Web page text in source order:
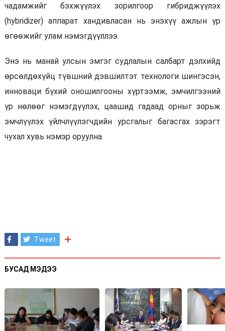
чадамжийг бэхжүүлэх зорилгоор гибриджүүлэх
(hybridizer) аппарат хандивласан нь энэхүү ажлын үр
өгөөжийг улам нэмэгдүүллээ.
Энэ нь манай улсын эмгэг судлалын салбарт дэлхийд
өрсөлдөхүйц түвшний дэвшилтэт технологи шингэсэн,
инноваци бүхий оношилгооны хүртээмж, эмчилгээний
үр нөлөөг нэмэгдүүлэх, цаашид гадаад орныг зорьж
эмчлүүлэх үйлчлүүлэгчдийн урсгалыг багасгах зэрэгт
чухал хувь нэмэр оруулна.
Tweet
БУСАД МЭДЭЭ